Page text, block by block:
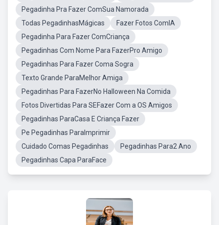
Pegadinha Pra Fazer ComSua Namorada
Todas PegadinhasMágicas
Fazer Fotos ComIA
Pegadinha Para Fazer ComCriança
Pegadinhas Com Nome Para FazerPro Amigo
Pegadinhas Para Fazer Coma Sogra
Texto Grande ParaMelhor Amiga
Pegadinhas Para FazerNo Halloween Na Comida
Fotos Divertidas Para SEFazer Com a OS Amigos
Pegadinhas ParaCasa E Criança Fazer
Pe Pegadinhas ParaImprimir
Cuidado Comas Pegadinhas
Pegadinhas Para2 Ano
Pegadinhas Capa ParaFace